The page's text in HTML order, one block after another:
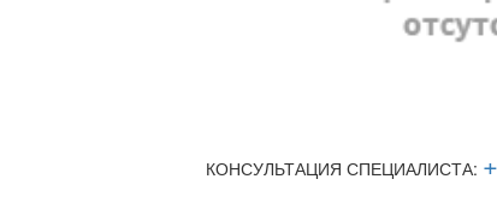
КОНСУЛЬТАЦИЯ СПЕЦИАЛИСТА: